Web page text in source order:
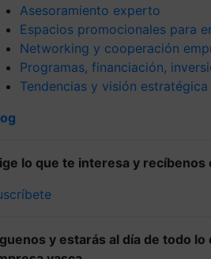
Asesoramiento experto
Espacios promocionales para
Networking y cooperación
Programas, financiación,
Tendencias y visión estratégica
lo que te interesa y recíbenos
y estarás al día de todo lo